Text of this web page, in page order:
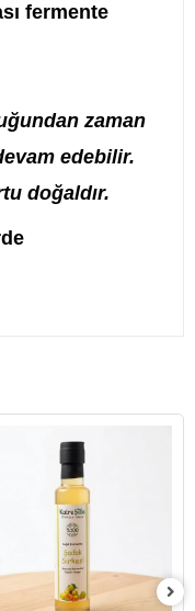
fermente
zaman
edebilir.
doğaldır.